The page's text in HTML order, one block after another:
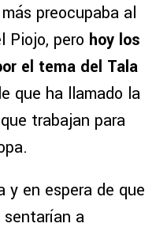
preocupaba al
Piojo, pero hoy los
el tema del Tala
que ha llamado la
trabajan para
y en espera de que
a